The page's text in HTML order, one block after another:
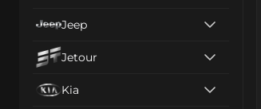
Jeep
Jetour
Kia